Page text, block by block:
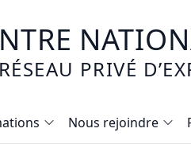
RÉSEAU PRIVÉ
Nous rejoindre